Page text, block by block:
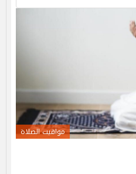
مواقيت الصلاة